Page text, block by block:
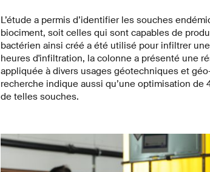
L’étude a permis d’identifier les souches
biociment, soit celles qui sont capables de
bactérien ainsi créé a été utilisé pour infiltrer
heures d'infiltration, la colonne a présenté une
appliquée à divers usages géotechniques et
recherche indique aussi qu’une optimisation
de telles souches.